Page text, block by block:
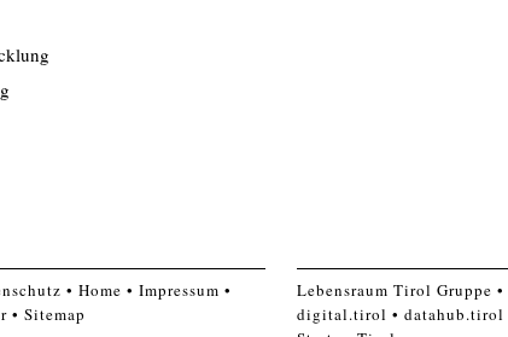
Home
Impressum
Sitemap
Lebensraum Tirol Gruppe
digital.tirol
datahub.tirol